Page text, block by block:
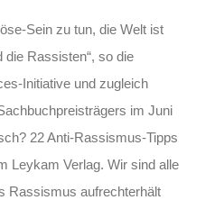
Sein zu tun, die Welt ist
die Rassisten“, so die
Initiative und zugleich
im Juni
22 Anti-Rassismus-Tipps
Leykam Verlag. Wir sind alle
Rassismus aufrechterhält